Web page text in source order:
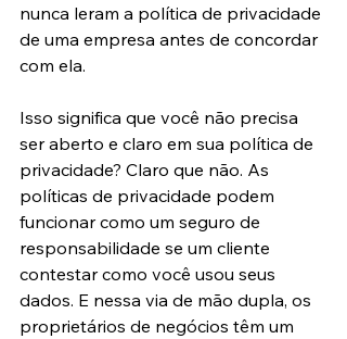
nunca leram a política de privacidade
de uma empresa antes de concordar
com ela.
Isso significa que você não precisa
ser aberto e claro em sua política de
privacidade? Claro que não. As
políticas de privacidade podem
funcionar como um seguro de
responsabilidade se um cliente
contestar como você usou seus
dados. E nessa via de mão dupla, os
proprietários de negócios têm um